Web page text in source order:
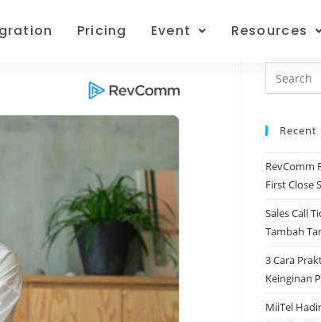
Pricing Event Resources
Recent
RevComm
First Close
Sales Call
Tambah
3 Cara
Keinginan
MiiTel